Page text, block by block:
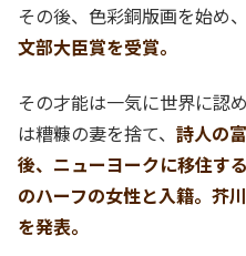
その後、色彩銅版画を始め、
文部大臣賞を受賞。
その才能は一気に世界に認
は糟糠の妻を捨て、 詩人の
後、ニューヨークに移住す
のハーフの女性と入籍。芥
を発表。